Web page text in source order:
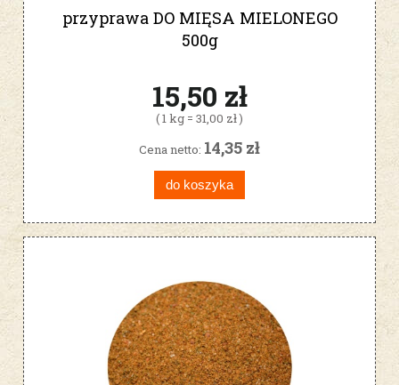
przyprawa DO MIĘSA MIELONEGO
500g
15,50 zł
( 1 kg = 31,00 zł )
Cena netto: 14,35 zł
do koszyka